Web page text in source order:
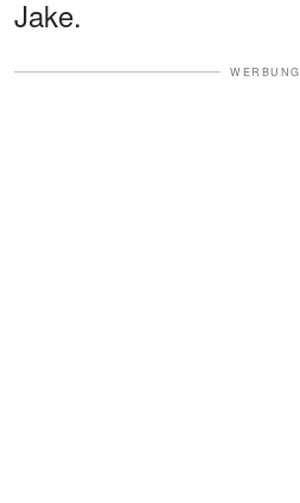
Jake.
WERBUNG